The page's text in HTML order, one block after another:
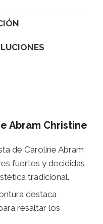
Abram Christine
de Caroline Abram
fuertes y decididas
tradicional.
destaca
resaltar los